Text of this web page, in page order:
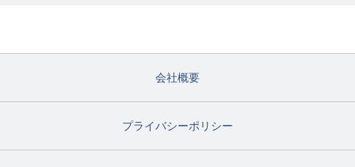
会社概要
プライバシーポリシー